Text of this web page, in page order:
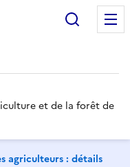
et de la forêt de
agriculteurs : détails